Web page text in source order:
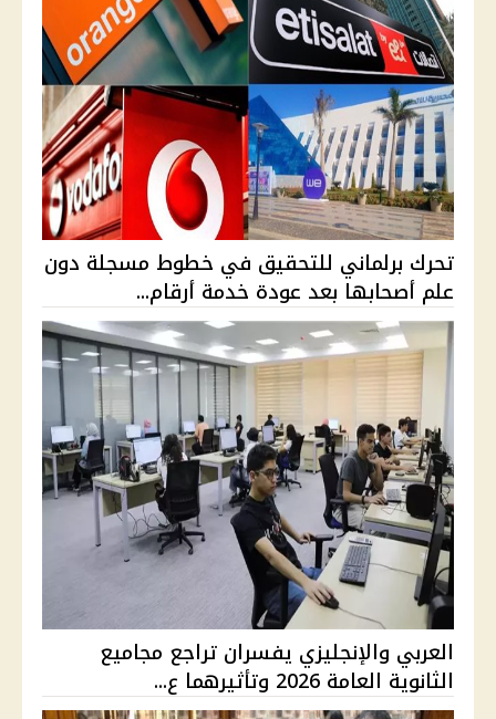
تحرك برلماني للتحقيق في خطوط مسجلة دون
علم أصحابها بعد عودة خدمة أرقام...
العربي والإنجليزي يفسران تراجع مجاميع
الثانوية العامة 2026 وتأثيرهما ع...